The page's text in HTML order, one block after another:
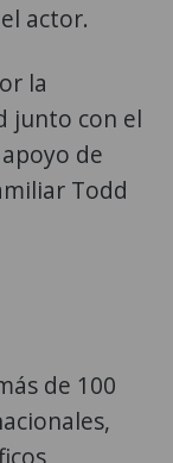
actor.
la
junto con el
de
Todd
de 100